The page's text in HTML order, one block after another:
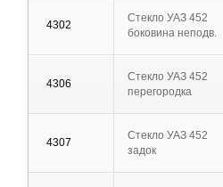
4302
Стекло УАЗ 452
боковина неподв.
4306
Стекло УАЗ 452
перегородка
4307
Стекло УАЗ 452
задок